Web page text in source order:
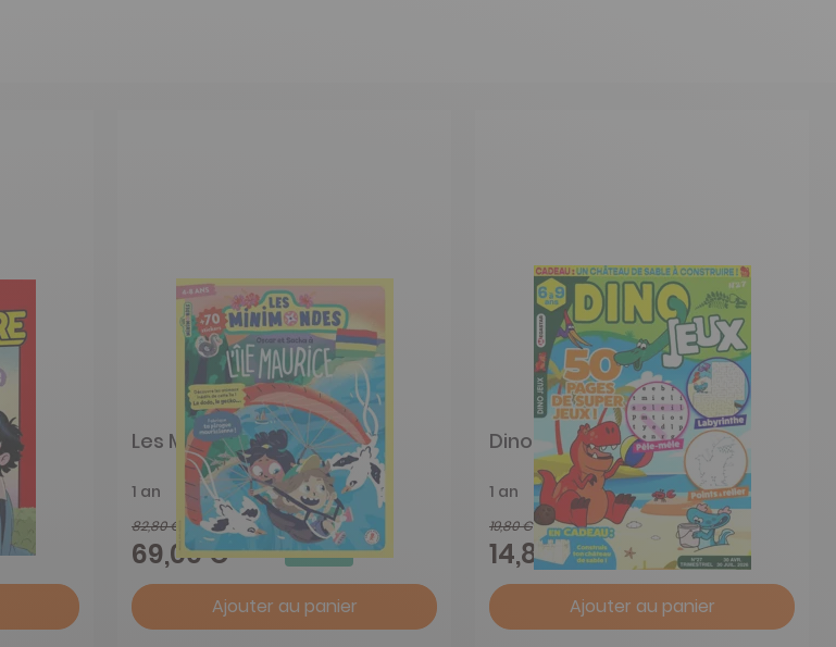
Les Mini Mondes 4 à 7 ans
1 an
82,80 €
69,00 € -17%
Ajouter au panier
Dino Jeux
1 an
19,80 €
14,88 € -25%
Ajouter au panier